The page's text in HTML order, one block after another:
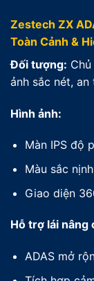
Zestech ZX
Toàn Cảnh &
Đối tượng:
ảnh sắc nét,
Hình ảnh:
Màn IPS độ
Màu sắc
Giao diện
Hỗ trợ lái nâng
ADAS mở